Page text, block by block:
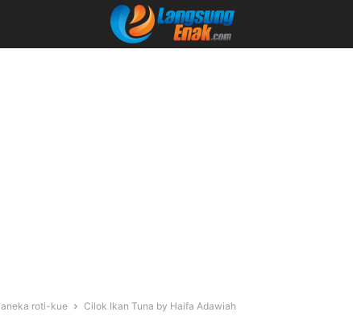
aneka roti-kue Cilok Ikan Tuna by Haifa Adawiah